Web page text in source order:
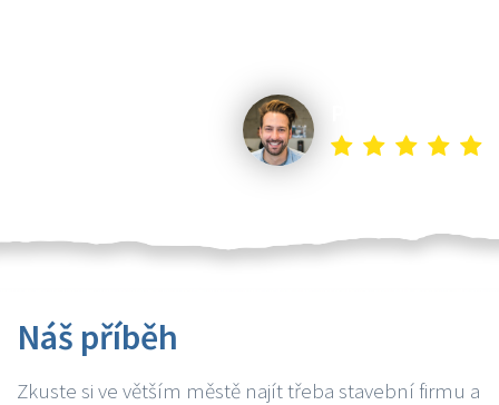
Náš příběh
Zkuste si ve větším městě najít třeba stavební firmu a